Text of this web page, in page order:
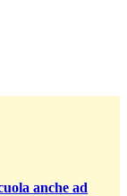
anche ad